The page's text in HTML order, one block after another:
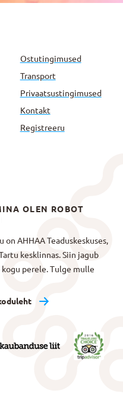
Ostutingimused
Transport
Privaatsus­tingimused
Kontakt
Registreeru
OLEN ROBOT
on AHHAA Teaduskeskuses,
kesklinnas. Siin jagub
perele. Tulge mulle